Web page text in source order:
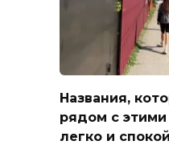
Названия,
рядом с
легко и